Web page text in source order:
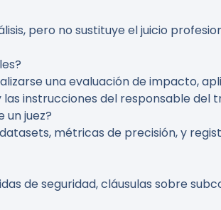
pero no sustituye el juicio
una evaluación de impacto,
instrucciones del responsable del
un juez?
métricas de precisión, y
de seguridad, cláusulas sobre